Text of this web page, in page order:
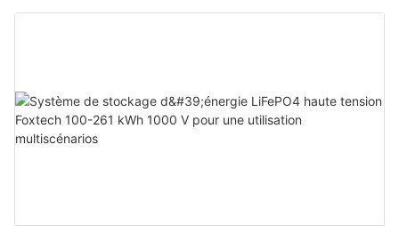
d'énergie solaire domestique